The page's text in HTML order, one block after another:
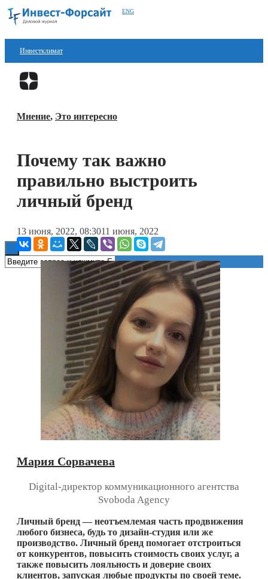
ENG
Инвестклимат
Финансы
Блокчейн
Мнение, Это интересно
Почему так важно
правильно выстроить
личный бренд
13 июня, 2022, 08:3011 июня, 2022
Мария Сорвачева
Digital-директор коммуникационного агентства
Svoboda Agency
Личный бренд — неотъемлемая часть продвижения
любого бизнеса, будь то дизайн-студия или же
производство. Личный бренд помогает отстроиться
от конкурентов, повысить стоимость своих услуг, а
также повысить лояльность и доверие своих
клиентов, запуская любые продукты по своей теме.